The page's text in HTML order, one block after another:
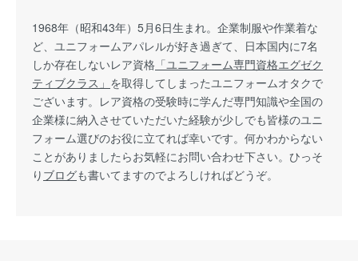
1968年（昭和43年）5月6日生まれ。企業制服や作業着な
ど、ユニフォームアパレルが好き過ぎて、日本国内に7名
しか存在しないレア資格 「ユニフォーム専門資格エグゼク
ティブクラス」 を取得してしまったユニフォームオタクで
ございます。レア資格の受験時に学んだ専門知識や全国の
企業様に納入させていただいた経験が少しでも皆様のユニ
フォーム選びのお役に立てれば幸いです。何かわからない
ことがありましたらお気軽にお問い合わせ下さい。ひっそ
り ブログも書いてますのでよろしければどうぞ。